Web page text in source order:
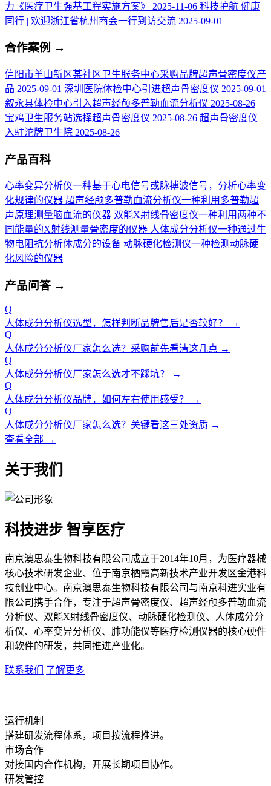
力《医疗卫生强基工程实施方案》
2025-11-06 科技护航 健康
同行 | 欢迎浙江省杭州商会一行到访交流 2025-09-01
合作案例 →
信阳市羊山新区某社区卫生服务中心采购品牌超声骨密度仪产
品 2025-09-01 深圳医院体检中心引进超声骨密度仪 2025-09-01
叙永县体检中心引入超声经颅多普勒血流分析仪 2025-08-26
宝鸡卫生服务站选择超声骨密度仪 2025-08-26 超声骨密度仪
入驻沱牌卫生院 2025-08-26
产品百科
心率变异分析仪一种基于心电信号或脉搏波信号，分析心率变
化规律的仪器 超声经颅多普勒血流分析仪一种利用多普勒超
声原理测量脑血流的仪器 双能X射线骨密度仪一种利用两种不
同能量的X射线测量骨密度的仪器 人体成分分析仪一种通过生
物电阻抗分析体成分的设备 动脉硬化检测仪一种检测动脉硬
化风险的仪器
产品问答 →
Q
人体成分分析仪选型，怎样判断品牌售后是否较好？
→
Q
人体成分分析仪厂家怎么选？采购前先看清这几点 →
Q
人体成分分析仪厂家怎么选才不踩坑？
→
Q
人体成分分析仪品牌，如何左右使用感受？
→
Q
人体成分分析仪厂家怎么选？关键看这三处资质 →
查看全部 →
关于我们
科技进步 智享医疗
南京澳思泰生物科技有限公司成立于2014年10月，为医疗器械
核心技术研发企业、位于南京栖霞高新技术产业开发区金港科
技创业中心。南京澳思泰生物科技有限公司与南京科进实业有
限公司携手合作，专注于超声骨密度仪、超声经颅多普勒血流
分析仪、双能X射线骨密度仪、动脉硬化检测仪、人体成分分
析仪、心率变异分析仪、肺功能仪等医疗检测仪器的核心硬件
和软件的研发，共同推进产业化。
联系我们 了解更多
运行机制
搭建研发流程体系，项目按流程推进。
市场合作
对接国内合作机构，开展长期项目协作。
研发管控